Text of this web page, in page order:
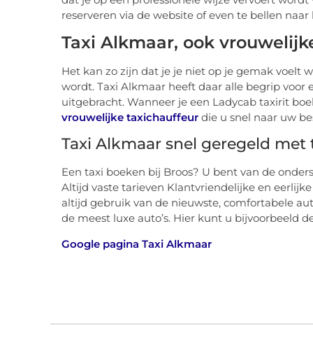
reserveren via de website of even te bellen
Taxi Alkmaar, ook
Het kan zo zijn dat je je niet op je gemak voelt
wordt. Taxi Alkmaar heeft daar alle begrip voor
uitgebracht. Wanneer je een Ladycab taxirit
vrouwelijke taxichauffeur die u snel naar uw
Taxi Alkmaar snel geregeld met
Een taxi boeken bij Broos? U bent van de
Altijd vaste tarieven Klantvriendelijke en
altijd gebruik van de nieuwste, comfortabele
de meest luxe auto’s. Hier kunt u bijvoorbeeld
Google pagina Taxi Alkmaar